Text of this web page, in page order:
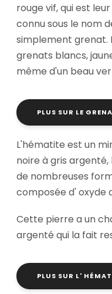
rouge vif, qui est
connu sous le nom
simplement grenat.
grenats blancs,
même d'un beau
PLUS SUR LE
L'hématite est un
noire à gris argenté,
de nombreuses
composée d' oxyde
Cette pierre a un
argenté qui la fait
PLUS SUR L'